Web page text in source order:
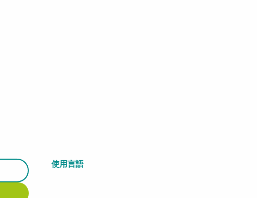
使用言語
使用言語